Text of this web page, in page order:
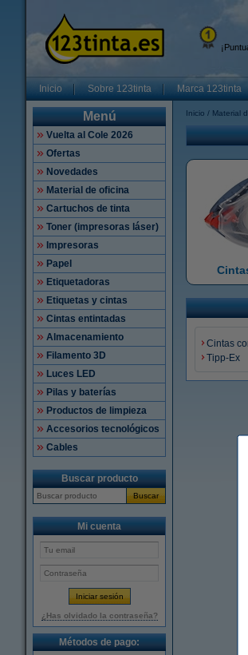
Inicio Sobre 123tinta Marca 123tinta
Menú
Vuelta al Cole 2026
Ofertas
Novedades
Material de oficina
Cartuchos de tinta
Toner (impresoras láser)
Impresoras
Papel
Etiquetadoras
Etiquetas y cintas
Cintas entintadas
Almacenamiento
Filamento 3D
Luces LED
Pilas y baterías
Productos de limpieza
Accesorios tecnológicos
Cables
Buscar producto
Buscar
Mi cuenta
¿Has olvidado la contraseña?
Métodos de pago:
Inicio Material
Cintas
Tipp-Ex